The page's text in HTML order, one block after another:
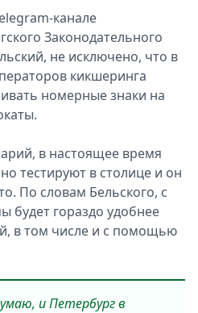
канале
Законодательного
не исключено, что в
кикшеринга
номерные знаки на
в настоящее время
тестируют в столице и он
По словам Бельского, с
будет гораздо удобнее
в том числе и с помощью
и Петербург в